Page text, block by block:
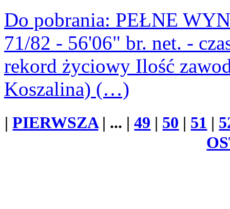
Do pobrania: PEŁNE
71/82 - 56'06" br. net. -
rekord życiowy Ilość
Koszalina) (…)
|PIERWSZA| ... |49 | 50 | 51 |